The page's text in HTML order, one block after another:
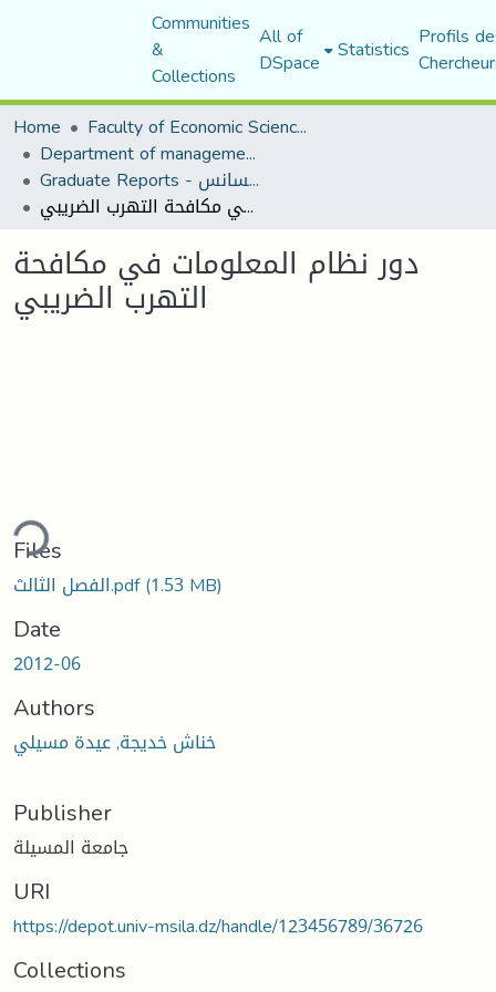
Communities
&
Collections
All of
DSpace Statistics Profils
Home
Faculty of Economic Sciences, Commerce and Management Sciences
Department of management sciences
Graduate Reports - تقارير الليسانس
دور نظام المعلومات في مكافحة التهرب الضريبي
دور نظام المعلومات في مكافحة
التهرب الضريبي
Files
الفصل الثالث.pdf(1.53 MB)
Date
2012-06
Authors
خناش خديجة, عيدة مسيلي
Publisher
جامعة المسيلة
URI
https://depot.univ-msila.dz/handle/123456789/36726
Collections